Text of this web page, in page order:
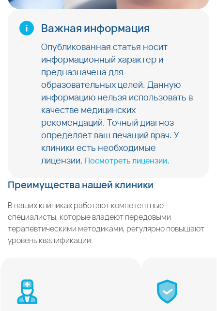
Важная информация
Опубликованная статья носит
информационный характер и
предназначена для
образовательных целей. Данную
информацию нельзя использовать в
качестве медицинских
рекомендаций. Точный диагноз
определяет ваш лечащий врач. У
клиники есть необходимые
лицензии. Посмотреть лицензии.
Преимущества нашей клиники
В наших клиниках работают компетентные
специалисты, которые владеют передовыми
терапевтическими методиками, регулярно повышают
уровень квалификации.